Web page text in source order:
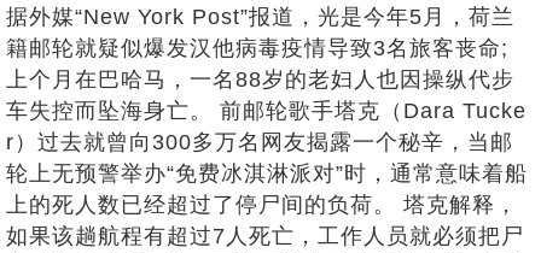
据外媒“New York Post”报道，光是今年5月，荷兰
籍邮轮就疑似爆发汉他病毒疫情导致3名旅客丧命;
上个月在巴哈马，一名88岁的老妇人也因操纵代步
车失控而坠海身亡。 前邮轮歌手塔克（Dara Tucke
r）过去就曾向300多万名网友揭露一个秘辛，当邮
轮上无预警举办“免费冰淇淋派对”时，通常意味着船
上的死人数已经超过了停尸间的负荷。 塔克解释，
如果该趟航程有超过7人死亡，工作人员就必须把尸